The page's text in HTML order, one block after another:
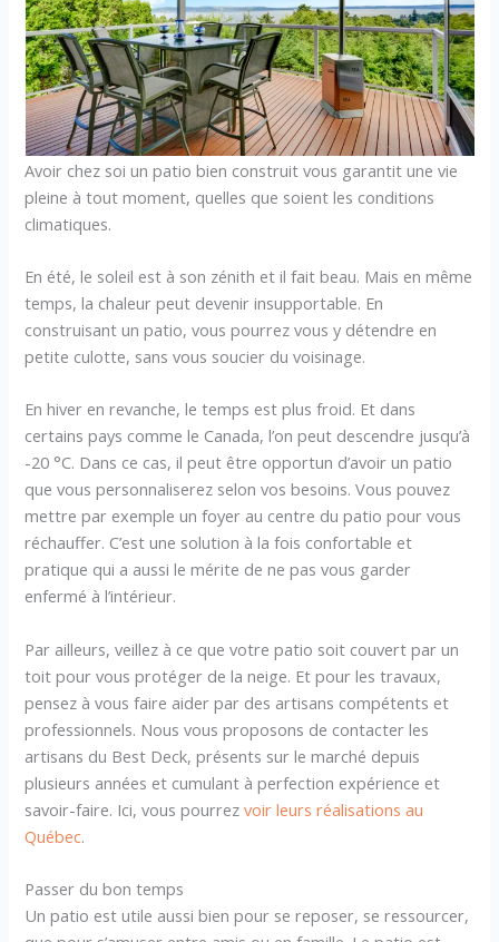
Avoir chez soi un patio bien construit vous garantit une vie
pleine à tout moment, quelles que soient les conditions
climatiques.
En été, le soleil est à son zénith et il fait beau. Mais en même
temps, la chaleur peut devenir insupportable. En
construisant un patio, vous pourrez vous y détendre en
petite culotte, sans vous soucier du voisinage.
En hiver en revanche, le temps est plus froid. Et dans
certains pays comme le Canada, l’on peut descendre jusqu’à
-20 °C. Dans ce cas, il peut être opportun d’avoir un patio
que vous personnaliserez selon vos besoins. Vous pouvez
mettre par exemple un foyer au centre du patio pour vous
réchauffer. C’est une solution à la fois confortable et
pratique qui a aussi le mérite de ne pas vous garder
enfermé à l’intérieur.
Par ailleurs, veillez à ce que votre patio soit couvert par un
toit pour vous protéger de la neige. Et pour les travaux,
pensez à vous faire aider par des artisans compétents et
professionnels. Nous vous proposons de contacter les
artisans du Best Deck, présents sur le marché depuis
plusieurs années et cumulant à perfection expérience et
savoir-faire. Ici, vous pourrezvoir leurs réalisations au
Québec.
Passer du bon temps
Un patio est utile aussi bien pour se reposer, se ressourcer,